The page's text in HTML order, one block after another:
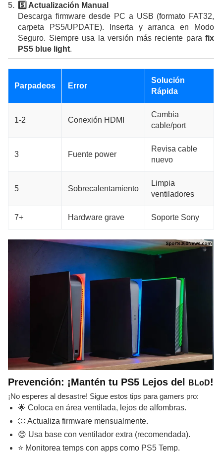
5️⃣ Actualización Manual
Descarga firmware desde PC a USB (formato FAT32,
carpeta PS5/UPDATE). Inserta y arranca en Modo
Seguro. Siempre usa la versión más reciente para fix
PS5 blue light.
Parpadeos Error
Solución
Rápida
1-2 Conexión HDMI
Cambia
cable/port
3 Fuente power
Revisa cable
nuevo
5 Sobrecalentamiento
Limpia
ventiladores
7+ Hardware grave Soporte Sony
Prevención: ¡Mantén tu PS5 Lejos del BLoD!
¡No esperes al desastre! Sigue estos tips para gamers pro:
🌟 Coloca en área ventilada, lejos de alfombras.
👏 Actualiza firmware mensualmente.
😊 Usa base con ventilador extra (recomendada).
⭐ Monitorea temps con apps como PS5 Temp.